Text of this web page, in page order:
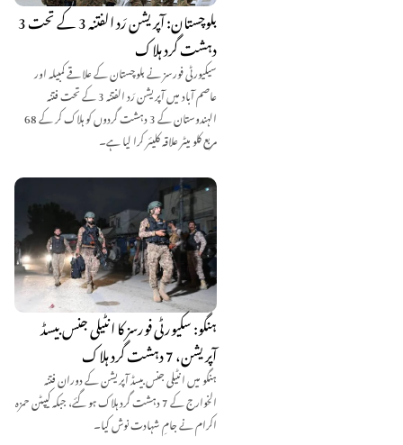
بلوچستان: آپریشن رَد الفتنہ 3 کے تحت 3
دہشت گرد ہلاک
سیکیورٹی فورسز نے بلوچستان کے علاقے کمبیلہ اور
عاصم آباد میں آپریشن رَد الفتنہ 3 کے تحت فتنہ
الہندوستان کے 3 دہشت گردوں کو ہلاک کر کے 68
مربع کلو میٹر علاقہ کلیئر کرا لیا ہے۔
ہنگو: سکیورٹی فورسز کا انٹیلی جنس بیسڈ
آپریشن، 7 دہشت گرد ہلاک
ہنگو میں انٹیلی جنس بیسڈ آپریشن کے دوران فتنہ
الخوارج کے 7 دہشت گرد ہلاک ہو گئے، جبکہ کیپٹن حمزہ
اکرام نے جامِ شہادت نوش کیا۔